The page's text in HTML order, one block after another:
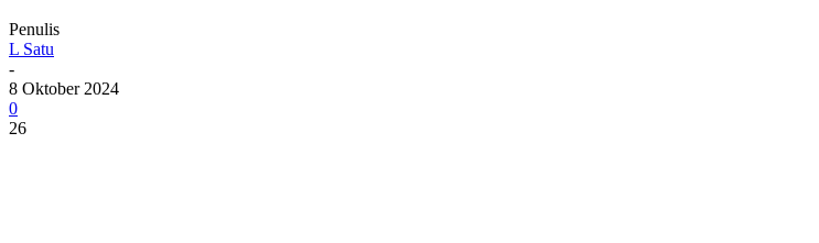
Penulis
L Satu
-
8 Oktober 2024
0
26